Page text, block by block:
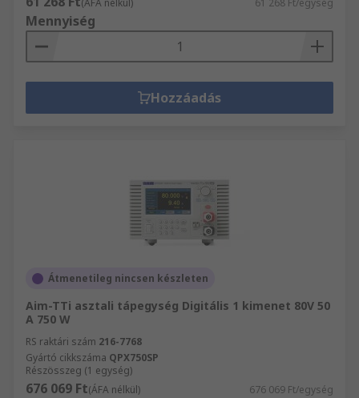
(ÁFA nélkül) 61 268 Ft/egység
Mennyiség
Hozzáadás
Átmenetileg nincsen készleten
Aim-TTi asztali tápegység Digitális 1 kimenet 80V 50
A 750 W
RS raktári szám 216-7768
Gyártó cikkszáma QPX750SP
Részösszeg (1 egység)
676 069 Ft(ÁFA nélkül) 676 069 Ft/egység